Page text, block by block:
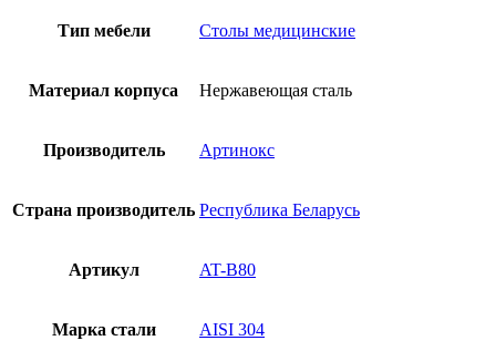
вскрытий
Тип мебели Столы медицинские
Материал корпуса Нержавеющая сталь
Производитель Артинокс
Страна производитель Республика Беларусь
Артикул AT-B80
Марка стали AISI 304